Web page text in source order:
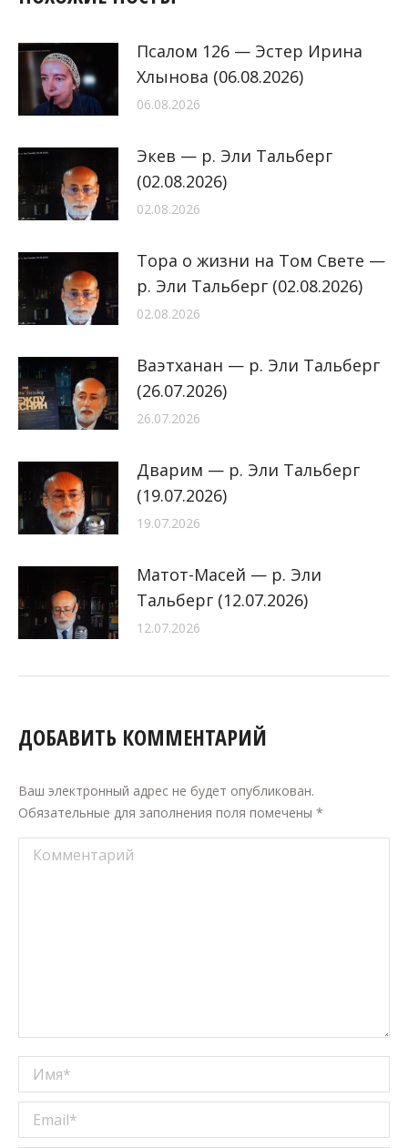
Псалом 126 — Эстер Ирина
Хлынова (06.08.2026)
06.08.2026
Экев — р. Эли Тальберг
(02.08.2026)
02.08.2026
Тора о жизни на Том Свете —
р. Эли Тальберг (02.08.2026)
02.08.2026
Ваэтханан — р. Эли Тальберг
(26.07.2026)
26.07.2026
Дварим — р. Эли Тальберг
(19.07.2026)
19.07.2026
Матот-Масей — р. Эли
Тальберг (12.07.2026)
12.07.2026
ДОБАВИТЬ КОММЕНТАРИЙ
Ваш электронный адрес не будет опубликован.
Обязательные для заполнения поля помечены *
Комментарий
Имя *
Email *